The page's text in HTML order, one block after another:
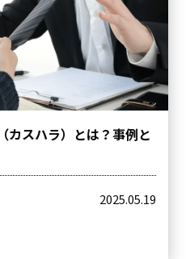
カスハラ）とは？事例と
2025.05.19